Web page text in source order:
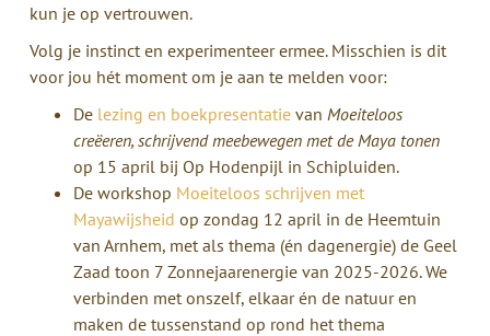
kun je op vertrouwen.
Volg je instinct en experimenteer ermee. Misschien is dit
voor jou hét moment om je aan te melden voor:
De lezing en boekpresentatievan Moeiteloos
creëeren, schrijvend meebewegen met de Maya tonen
op 15 april bij Op Hodenpijl in Schipluiden.
De workshop Moeiteloos schrijven met
Mayawijsheid op zondag 12 april in de Heemtuin
van Arnhem, met als thema (én dagenergie) de Geel
Zaad toon 7 Zonnejaarenergie van 2025-2026. We
verbinden met onszelf, elkaar én de natuur en
maken de tussenstand op rond het thema